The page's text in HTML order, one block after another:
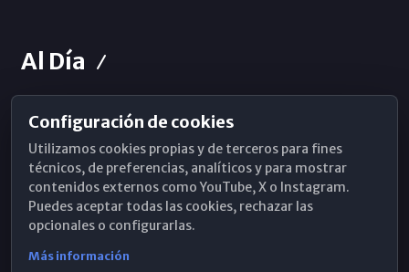
Al Día
Horarios de Misa
Hemeroteca
WhatsApp
Configuración de cookies
Utilizamos cookies propias y de terceros para fines
técnicos, de preferencias, analíticos y para mostrar
contenidos externos como YouTube, X o Instagram.
Puedes aceptar todas las cookies, rechazar las
opcionales o configurarlas.
Más información